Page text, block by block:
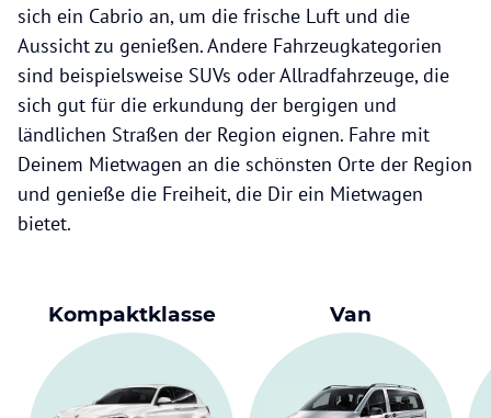
sich ein Cabrio an, um die frische Luft und die
Aussicht zu genießen. Andere Fahrzeugkategorien
sind beispielsweise SUVs oder Allradfahrzeuge, die
sich gut für die erkundung der bergigen und
ländlichen Straßen der Region eignen. Fahre mit
Deinem Mietwagen an die schönsten Orte der Region
und genieße die Freiheit, die Dir ein Mietwagen
bietet.
Kompaktklasse Van